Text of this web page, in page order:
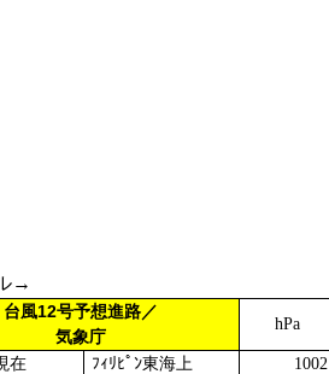
→
台風12号予想進路／
気象庁
hPa
在 ﾌｨﾘﾋﾟﾝ東海上 1002